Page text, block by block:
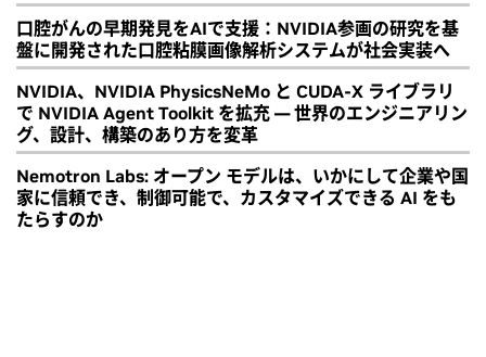
口腔がんの早期発見をAIで支援：NVIDIA参画の研究を基
盤に開発された口腔粘膜画像解析システムが社会実装へ
NVIDIA、NVIDIA PhysicsNeMo と CUDA-X ライブラリ
で NVIDIA Agent Toolkit を拡充 ― 世界のエンジニアリン
グ、設計、構築のあり方を変革
Nemotron Labs: オープン モデルは、いかにして企業や国
家に信頼でき、制御可能で、カスタマイズできる AI をも
たらすのか